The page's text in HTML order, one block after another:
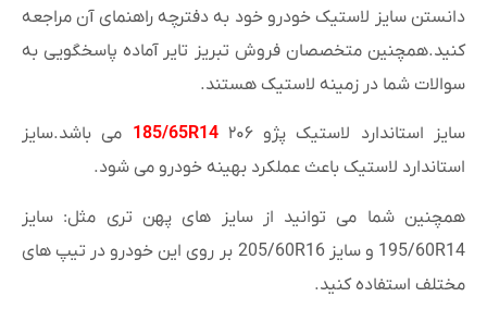
دانستن سایز لاستیک خودرو خود به دفترچه راهنمای آن مراجعه
کنید.همچنین متخصصان فروش تبریز تایر آماده پاسخگویی به
سوالات شما در زمینه لاستیک هستند.
سایز استاندارد لاستیک پژو ۲۰۶ 185/65R14 می باشد.سایز
استاندارد لاستیک باعث عملکرد بهینه خودرو می شود.
همچنین شما می توانید از سایز های پهن تری مثل: سایز
195/60R14 و سایز 205/60R16 بر روی این خودرو در تیپ های
مختلف استفاده کنید.